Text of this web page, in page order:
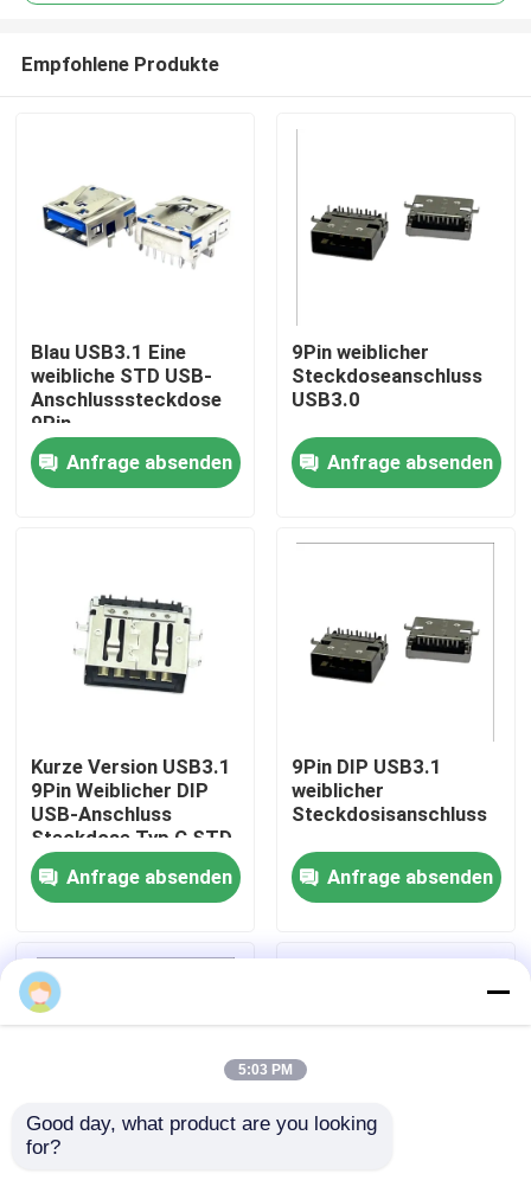
Kontakte
DIP-USB-Anschluss
USB-Buchse
USB-Typ-C-Anschlüsse
DP-Buchsenstecker
Empfohlene Produkte
Blau USB3.1 Eine
weibliche STD USB-
Anschlusssteckdose
9Pin
Anfrage absenden
9Pin weiblicher
Steckdoseanschluss
USB3.0
Anfrage absenden
Kurze Version USB3.1
9Pin Weiblicher DIP
USB-Anschluss
Steckdose Typ C STD
Anfrage absenden
9Pin DIP USB3.1
weiblicher
Steckdosisanschluss
Anfrage absenden
5:03 PM
Good day, what product are you looking
for?